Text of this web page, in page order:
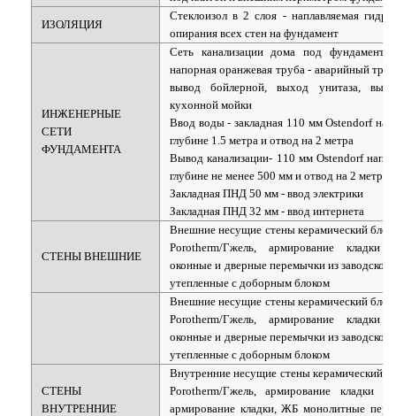
ИЗОЛЯЦИЯ
Стеклоизол в 2 слоя - наплавляемая
опирания всех стен на фундамент
ИНЖЕНЕРНЫЕ
СЕТИ
ФУНДАМЕНТА
Сеть канализации дома под
напорная оранжевая труба - аварийный
вывод бойлерной, выход унитаза,
кухонной мойки
Ввод воды- закладная 110 мм Ostendorf
глубине 1.5 метра и отвод на 2 метра
Вывод канализации- 110 мм Ostendorf
глубине не менее 500 мм и отвод на 2 метра
Закладная ПНД 50 мм - ввод электрики
Закладная ПНД 32 мм - ввод интернета
СТЕНЫ ВНЕШНИЕ
Внешние несущие стены керамический
Porotherm/Гжель, армирование кладки
оконные и дверные перемычки из
утепленные с доборным блоком
Внешние несущие стены керамический
Porotherm/Гжель, армирование кладки
оконные и дверные перемычки из
утепленные с доборным блоком
СТЕНЫ
ВНУТРЕННИЕ
Внутренние несущие стены керамический
Porotherm/Гжель, армирование кладки
армирование кладки, ЖБ монолитные